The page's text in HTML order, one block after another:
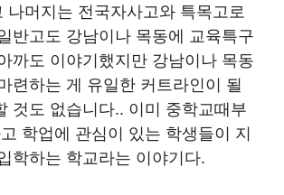
나머지는 전국자사고와 특목고로
반고도 강남이나 목동에 교육특구
까도 이야기했지만 강남이나 목동
련하는 게 유일한 커트라인이 될
것도 없습니다.. 이미 중학교때부
학업에 관심이 있는 학생들이 지
학하는 학교라는 이야기다.